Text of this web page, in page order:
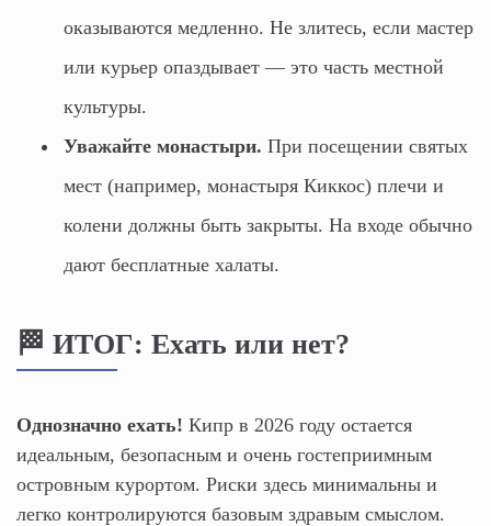
оказываются медленно. Не злитесь, если мастер
или курьер опаздывает — это часть местной
культуры.
Уважайте монастыри. При посещении святых
мест (например, монастыря Киккос) плечи и
колени должны быть закрыты. На входе обычно
дают бесплатные халаты.
🏁 ИТОГ: Ехать или нет?
Однозначно ехать! Кипр в 2026 году остается
идеальным, безопасным и очень гостеприимным
островным курортом. Риски здесь минимальны и
легко контролируются базовым здравым смыслом.